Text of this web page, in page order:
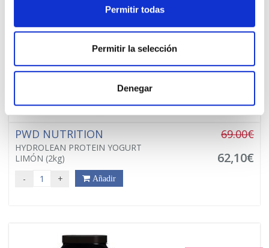
Permitir todas
Permitir la selección
Denegar
PWD NUTRITION
HYDROLEAN PROTEIN YOGURT
LIMÓN (2kg)
69.00€
62,10€
- + Añadir